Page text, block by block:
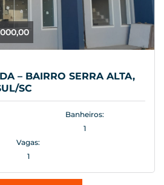
– BAIRRO SERRA ALTA,
SC
Banheiros:
1
Vagas:
1